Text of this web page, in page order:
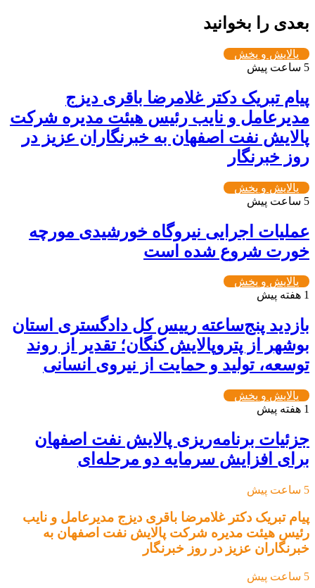
بعدی را بخوانید
پالایش و پخش
5 ساعت پیش
پیام تبریک دکتر غلامرضا باقری دیزج
مدیرعامل و نایب رئیس هیئت مدیره شرکت
پالایش نفت اصفهان به خبرنگاران عزیز در
روز خبرنگار
پالایش و پخش
5 ساعت پیش
عملیات اجرایی نیروگاه خورشیدی مورچه
خورت شروع شده است
پالایش و پخش
1 هفته پیش
بازدید پنج‌ساعته رییس کل دادگستری استان
بوشهر از پتروپالایش کنگان؛ تقدیر از روند
توسعه، تولید و حمایت از نیروی انسانی
پالایش و پخش
1 هفته پیش
جزئیات برنامه‌ریزی پالایش نفت اصفهان
برای افزایش سرمایه دو مرحله‌ای
5 ساعت پیش
پیام تبریک دکتر غلامرضا باقری دیزج مدیرعامل و نایب
رئیس هیئت مدیره شرکت پالایش نفت اصفهان به
خبرنگاران عزیز در روز خبرنگار
5 ساعت پیش